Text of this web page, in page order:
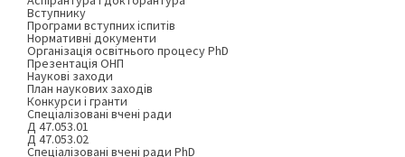
Вступнику
Програми вступних іспитів
Нормативні документи
Організація освітнього процесу PhD
Презентація ОНП
Наукові заходи
План наукових заходів
Конкурси і гранти
Спеціалізовані вчені ради
Д 47.053.01
Д 47.053.02
Спеціалізовані вчені ради PhD